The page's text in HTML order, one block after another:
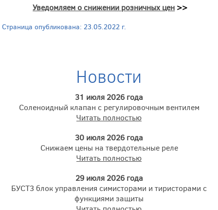
Уведомляем о снижении розничных цен >>
Страница опубликована: 23.05.2022 г.
Новости
31 июля 2026 года
Соленоидный клапан с регулировочным вентилем
Читать полностью
30 июля 2026 года
Снижаем цены на твердотельные реле
Читать полностью
29 июля 2026 года
БУСТ3 блок управления симисторами и тиристорами с
функциями защиты